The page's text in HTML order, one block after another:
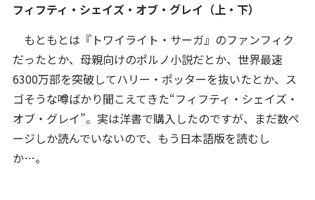
フィフティ・シェイズ・オブ・グレイ（上・下）
もともとは『トワイライト・サーガ』のファンフィク
だったとか、母親向けのポルノ小説だとか、世界最速
6300万部を突破してハリー・ポッターを抜いたとか、ス
ゴそうな噂ばかり聞こえてきた“フィフティ・シェイズ・
オブ・グレイ”。実は洋書で購入したのですが、まだ数ペ
ージしか読んでいないので、もう日本語版を読むし
か…。